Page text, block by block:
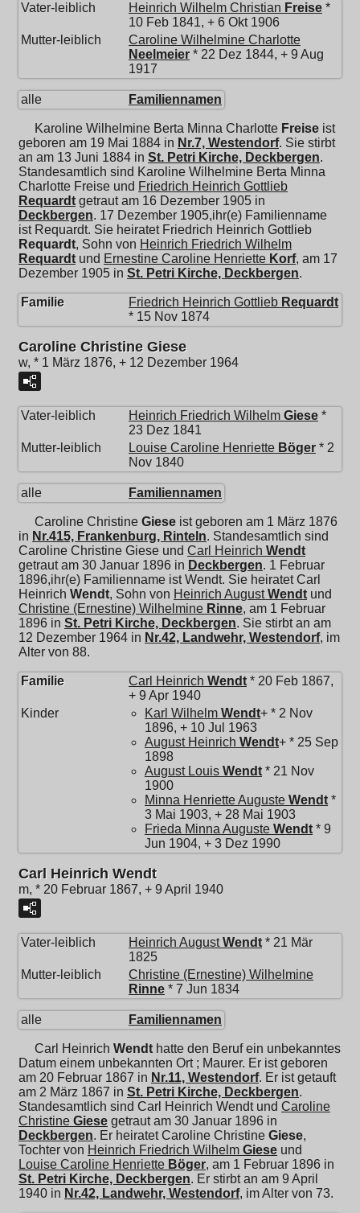
Vater-leiblich Heinrich Wilhelm Christian Freise *
10 Feb 1841, + 6 Okt 1906
Mutter-leiblich
Caroline Wilhelmine Charlotte
Neelmeier * 22 Dez 1844, + 9 Aug
1917
alle Familiennamen
Karoline Wilhelmine Berta Minna Charlotte Freise ist
geboren am 19 Mai 1884 in Nr.7, Westendorf. Sie stirbt
an am 13 Juni 1884 in St. Petri Kirche, Deckbergen.
Standesamtlich sind Karoline Wilhelmine Berta Minna
Charlotte Freise und Friedrich Heinrich Gottlieb
Requardt getraut am 16 Dezember 1905 in
Deckbergen. 17 Dezember 1905,ihr(e) Familienname
ist Requardt. Sie heiratet Friedrich Heinrich Gottlieb
Requardt, Sohn von Heinrich Friedrich Wilhelm
Requardt und Ernestine Caroline Henriette Korf, am 17
Dezember 1905 in St. Petri Kirche, Deckbergen.
Familie Friedrich Heinrich Gottlieb Requardt
* 15 Nov 1874
Caroline Christine Giese
w, * 1 März 1876, + 12 Dezember 1964
Vater-leiblich Heinrich Friedrich Wilhelm Giese *
23 Dez 1841
Mutter-leiblich
Louise Caroline Henriette Böger * 2
Nov 1840
alle Familiennamen
Caroline Christine Giese ist geboren am 1 März 1876
in Nr.415, Frankenburg, Rinteln. Standesamtlich sind
Caroline Christine Giese und Carl Heinrich Wendt
getraut am 30 Januar 1896 in Deckbergen. 1 Februar
1896,ihr(e) Familienname ist Wendt. Sie heiratetCarl
Heinrich Wendt, Sohn von Heinrich August Wendt und
Christine (Ernestine) Wilhelmine Rinne, am 1 Februar
1896 in St. Petri Kirche, Deckbergen. Sie stirbt an am
12 Dezember 1964 in Nr.42, Landwehr, Westendorf, im
Alter von 88.
Familie Carl Heinrich Wendt * 20 Feb 1867,
+ 9 Apr 1940
Kinder
Karl Wilhelm Wendt+ * 2 Nov
1896, + 10 Jul 1963
August Heinrich Wendt+ * 25 Sep
1898
August Louis Wendt * 21 Nov
1900
Minna Henriette Auguste Wendt *
3 Mai 1903, + 28 Mai 1903
Frieda Minna Auguste Wendt * 9
Jun 1904, + 3 Dez 1990
Carl Heinrich Wendt
m, * 20 Februar 1867, + 9 April 1940
Vater-leiblich Heinrich August Wendt * 21 Mär
1825
Mutter-leiblich
Christine (Ernestine) Wilhelmine
Rinne * 7 Jun 1834
alle Familiennamen
Carl Heinrich Wendt hatte den Beruf ein unbekanntes
Datum einem unbekannten Ort ; Maurer. Er ist geboren
am 20 Februar 1867 in Nr.11, Westendorf. Er ist getauft
am 2 März 1867 in St. Petri Kirche, Deckbergen.
Standesamtlich sind Carl Heinrich Wendt und Caroline
Christine Giese getraut am 30 Januar 1896 in
Deckbergen. Er heiratetCaroline Christine Giese,
Tochter von Heinrich Friedrich Wilhelm Giese und
Louise Caroline Henriette Böger, am 1 Februar 1896 in
St. Petri Kirche, Deckbergen. Er stirbt an am 9 April
1940 in Nr.42, Landwehr, Westendorf, im Alter von 73.